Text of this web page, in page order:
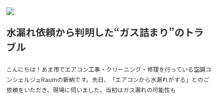
水漏れ依頼から判明した“ガス詰まり”のトラ
ブル
こんにちは！あま市でエアコン工事・クリーニング・修理を行っている空調コ
ンシェルジュRaumの新納です。先日、「エアコンから水漏れがする」とのご
依頼をいただき、現場に伺いました。当初はガス漏れの可能性も